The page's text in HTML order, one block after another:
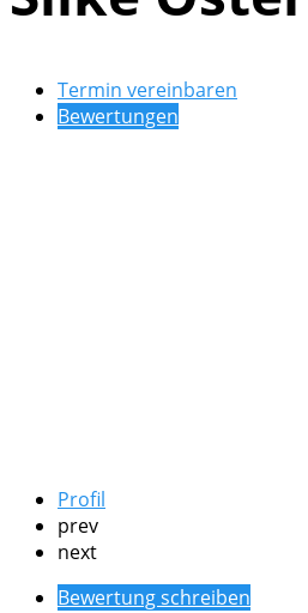
Termin vereinbaren
Bewertungen
Profil
prev
next
Bewertung schreiben